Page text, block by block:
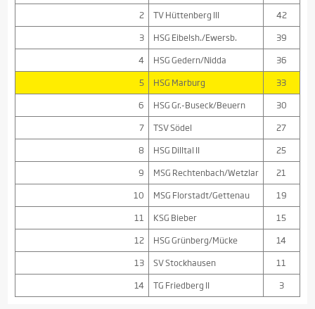
2
TV Hüttenberg III
42
3
HSG Eibelsh./Ewersb.
39
4
HSG Gedern/Nidda
36
5
HSG Marburg
33
6
HSG Gr.-Buseck/Beuern
30
7
TSV Södel
27
8
HSG Dilltal II
25
9
MSG Rechtenbach/Wetzlar
21
10
MSG Florstadt/Gettenau
19
11
KSG Bieber
15
12
HSG Grünberg/Mücke
14
13
SV Stockhausen
11
14
TG Friedberg II 3